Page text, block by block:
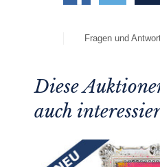
Fragen und
Diese
auch